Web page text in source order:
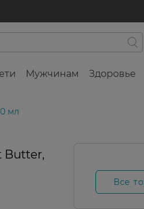
Мужчинам Здоровье
мл
Butter,
Все